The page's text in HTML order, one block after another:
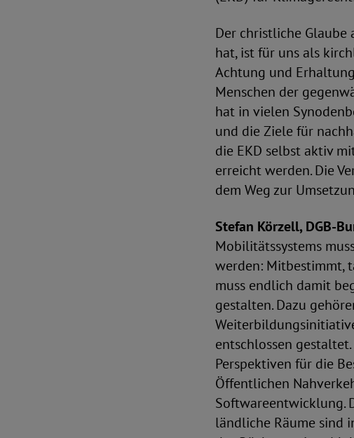
Der christliche Glaube
hat, ist für uns als
Achtung und
Menschen der
hat in vielen
und die Ziele für
die EKD selbst aktiv
erreicht werden. Die
dem Weg zur
Stefan Körzell, DGB-
Mobilitätssystems
werden: Mitbestimmt,
muss endlich damit
gestalten. Dazu
entschlossen
Perspektiven für die
Öffentlichen
Softwareentwicklung.
ländliche Räume sind